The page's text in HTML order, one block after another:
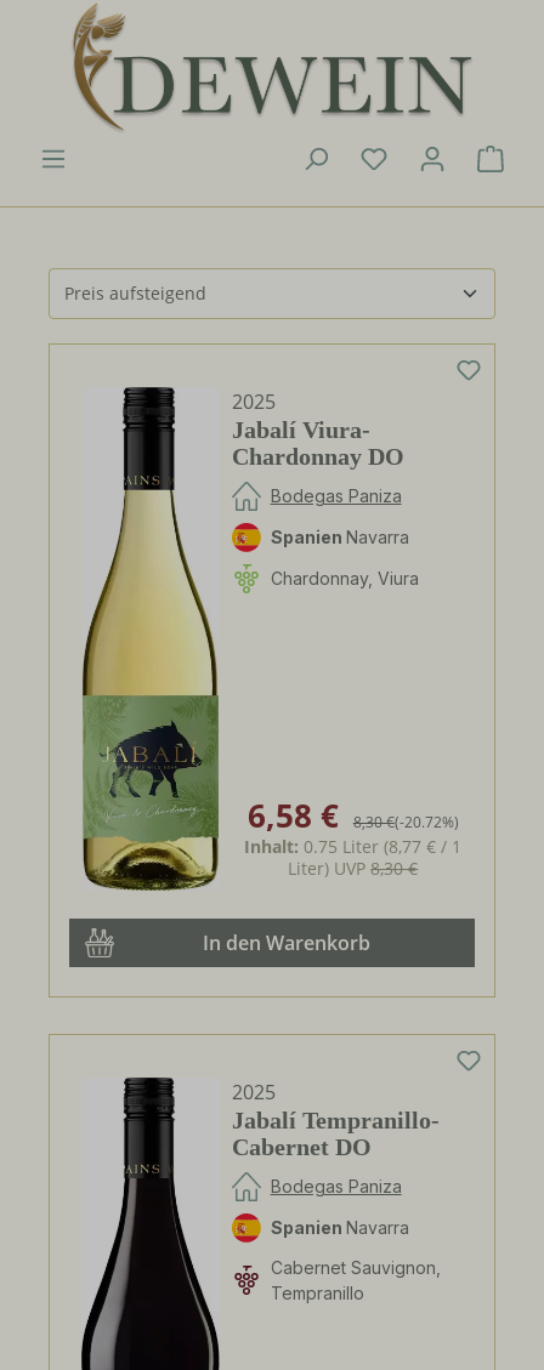
Zum Hauptinhalt springen
Du hast 0
2025
Jabalí Viura-
Chardonnay DO
Bodegas Paniza
Spanien Navarra
Chardonnay, Viura
Verkaufspreis:
6,58 € Regulärer Preis:
8,30 €(-20.72%)
Inhalt: 0.75 Liter(8,77 € / 1
Liter) UVP8,30 €
In den Warenkorb
2025
Jabalí Tempranillo-
Cabernet DO
Bodegas Paniza
Spanien Navarra
Cabernet Sauvignon,
Tempranillo